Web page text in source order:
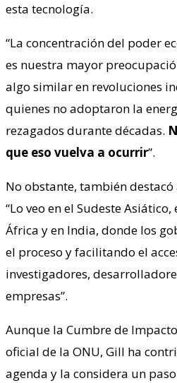
esta tecnología.
“La concentración del poder
es nuestra mayor
algo similar en revoluciones
quienes no adoptaron la
rezagados durante décadas.
que eso vuelva a ocurrir”.
No obstante, también destacó
“Lo veo en el Sudeste
África y en India, donde los
el proceso y facilitando el
investigadores,
empresas”.
Aunque la Cumbre de
oficial de la ONU, Gill ha
agenda y la considera un